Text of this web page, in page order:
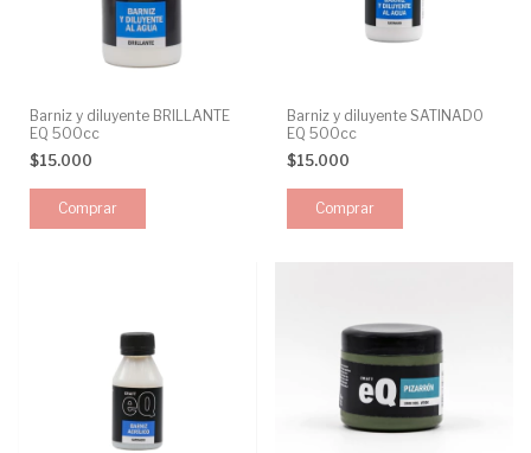
Barniz y diluyente BRILLANTE
EQ 500cc
$15.000
Barniz y diluyente SATINADO
EQ 500cc
$15.000